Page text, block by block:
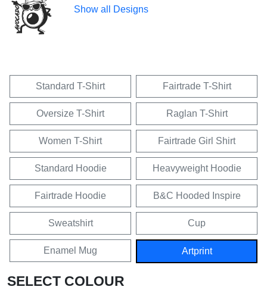
Show all Designs
Standard T-Shirt Fairtrade T-Shirt
Oversize T-Shirt Raglan T-Shirt
Women T-Shirt Fairtrade Girl Shirt
Standard Hoodie Heavyweight Hoodie
Fairtrade Hoodie B&C Hooded Inspire
Sweatshirt Cup
Enamel Mug Artprint
SELECT COLOUR